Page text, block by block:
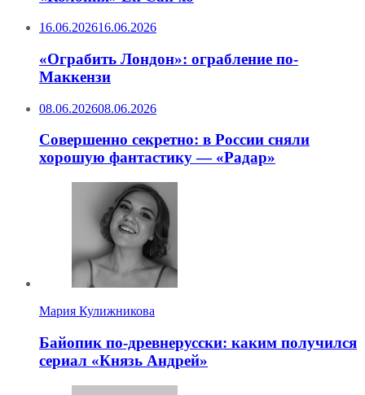
16.06.202616.06.2026
«Ограбить Лондон»: ограбление по-
Маккензи
08.06.202608.06.2026
Совершенно секретно: в России сняли
хорошую фантастику — «Радар»
Мария Кулижникова
Байопик по-древнерусски: каким получился
сериал «Князь Андрей»